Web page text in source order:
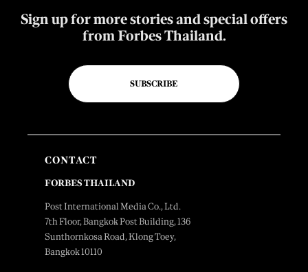
Sign up for more stories and special offers
from Forbes Thailand.
SUBSCRIBE
CONTACT
FORBES THAILAND
Post International Media Co., Ltd.
7th Floor, Bangkok Post Building, 136
Sunthornkosa Road, Klong Toey,
Bangkok 10110